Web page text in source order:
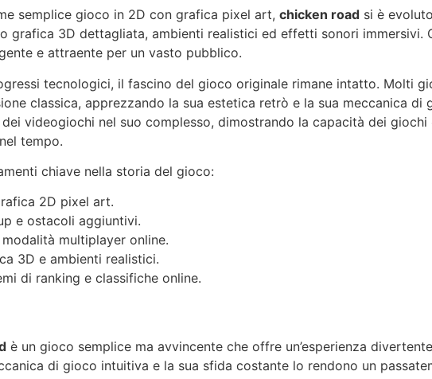
semplice gioco in 2D con grafica pixel art, chicken road si è
grafica 3D dettagliata, ambienti realistici ed effetti sonori
e attraente per un vasto pubblico.
tecnologici, il fascino del gioco originale rimane intatto. Molti
classica, apprezzando la sua estetica retrò e la sua meccanica di
dei videogiochi nel suo complesso, dimostrando la capacità dei
tempo.
chiave nella storia del gioco:
2D pixel art.
e ostacoli aggiuntivi.
multiplayer online.
3D e ambienti realistici.
di ranking e classifiche online.
è un gioco semplice ma avvincente che offre un’esperienza
di gioco intuitiva e la sua sfida costante lo rendono un